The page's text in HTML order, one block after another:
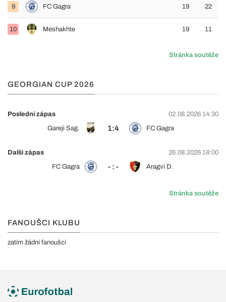
9 FC Gagra 19 22
10 Meshakhte 19 11
Stránka soutěže
GEORGIAN CUP 2026
Poslední zápas
02.08.2026 14:30
Gareji Sag.
1:4 FC Gagra
Další zápas
26.08.2026 18:00
FC Gagra
- : - Aragvi D.
Stránka soutěže
FANOUŠCI KLUBU
zatím žádní fanoušci